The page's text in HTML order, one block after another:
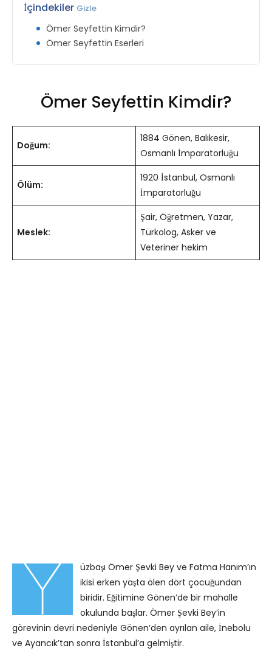
İçindekiler Gizle
Ömer Seyfettin Kimdir?
Ömer Seyfettin Eserleri
Ömer Seyfettin Kimdir?
Doğum:
1884 Gönen, Balıkesir,
Osmanlı İmparatorluğu
Ölüm:
1920 İstanbul, Osmanlı
İmparatorluğu
Meslek:
Şair, Öğretmen, Yazar,
Türkolog, Asker ve
Veteriner hekim
Y
üzbaşı Ömer Şevki Bey ve Fatma Hanım’ın
ikisi erken yaşta ölen dört çocuğundan
biridir. Eğitimine Gönen’de bir mahalle
okulunda başlar. Ömer Şevki Bey’in
görevinin devri nedeniyle Gönen’den ayrılan aile, İnebolu
ve Ayancık’tan sonra İstanbul’a gelmiştir.